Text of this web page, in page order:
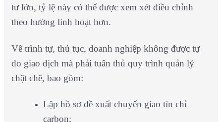
tư lớn, tỷ lệ này có thể được xem xét điều chỉnh
theo hướng linh hoạt hơn.
Về trình tự, thủ tục, doanh nghiệp không được tự
do giao dịch mà phải tuân thủ quy trình quản lý
chặt chẽ, bao gồm:
Lập hồ sơ đề xuất chuyển giao tín chỉ
carbon;